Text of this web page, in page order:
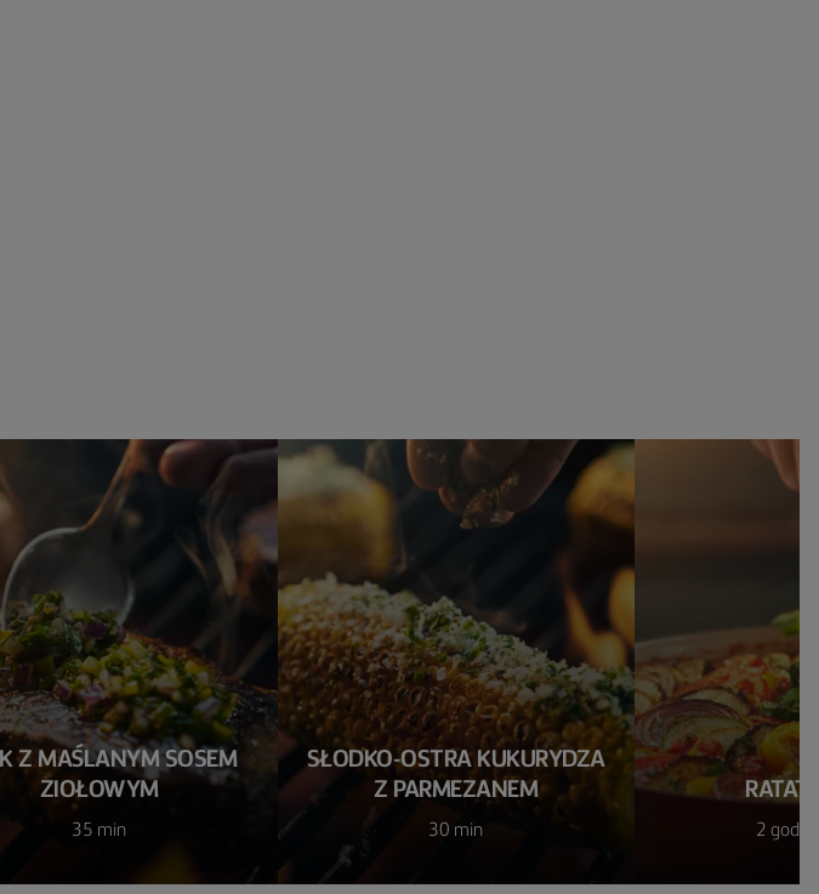
Z MAŚLANYM SOSEM
ZIOŁOWYM
35 min
SŁODKO-OSTRA KUKURYDZA
Z PARMEZANEM
30 min 2 godz.